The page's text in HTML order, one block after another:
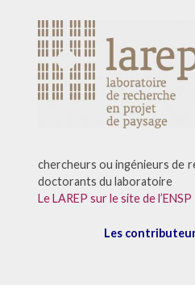
chercheurs ou ingénieurs de
doctorants du laboratoire
Le LAREP sur le site de l’ENSP
Les